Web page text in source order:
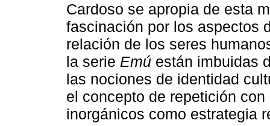
Cardoso se apropia de esta
fascinación por los aspectos
relación de los seres
la serie Emú están imbuidas
las nociones de identidad
el concepto de repetición
inorgánicos como estrategia